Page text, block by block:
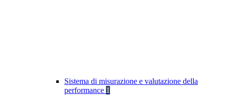
Sistema di misurazione e valutazione della
performance 1